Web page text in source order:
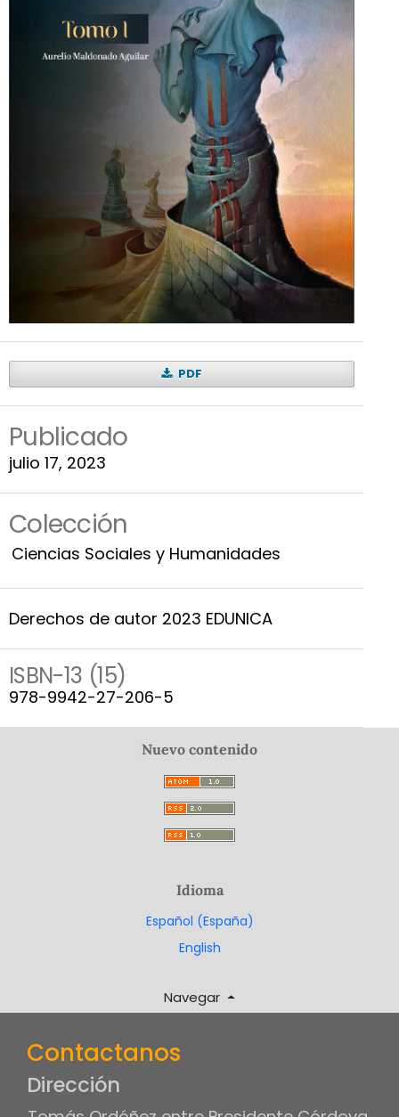
PDF
Publicado
julio 17, 2023
Colección
Ciencias Sociales y Humanidades
Derechos de autor 2023 EDUNICA
ISBN-13 (15)
978-9942-27-206-5
Nuevo contenido
Idioma
Español (España)
English
Navegar
Contactanos
Dirección